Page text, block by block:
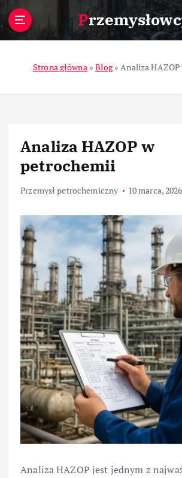
Strona główna»Blog»Analiza
Analiza HAZOP w
petrochemii
Przemysł petrochemiczny 10 marca, 2026
Analiza HAZOP jest jednym z